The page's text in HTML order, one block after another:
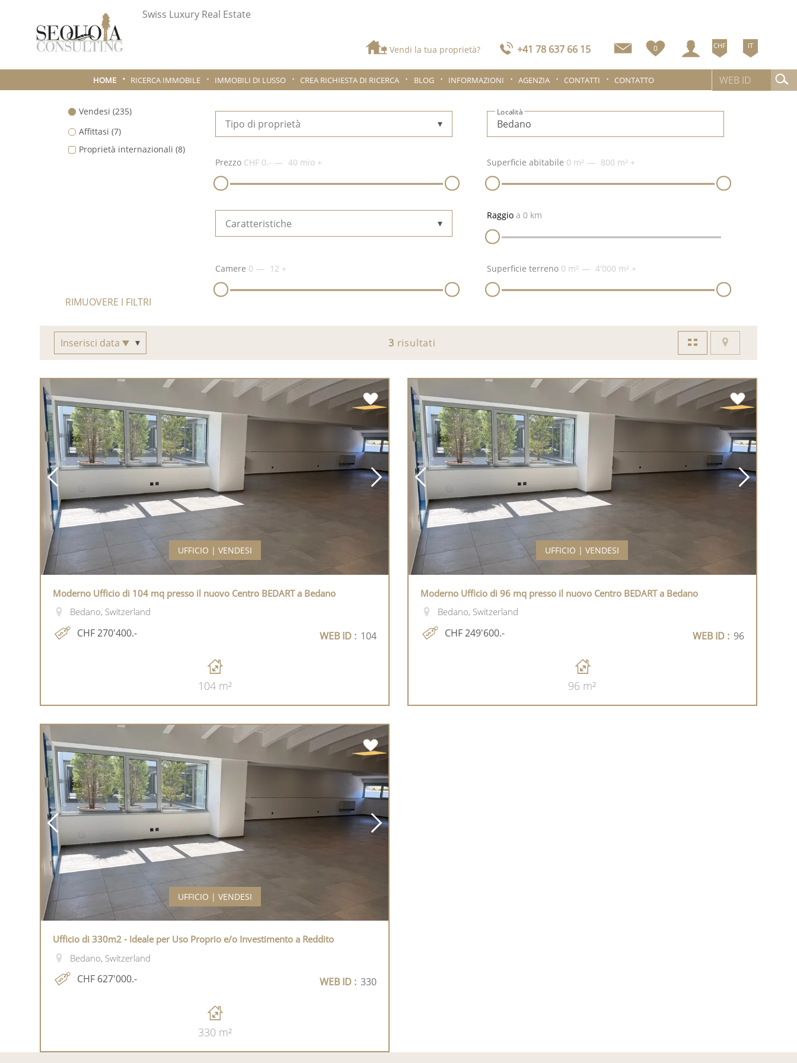
Swiss Luxury Real Estate
Vendi la tua proprietà? +41 78 637 66 15 0 CHF IT
HOME RICERCA IMMOBILE IMMOBILI DI LUSSO CREA RICHIESTA DI RICERCA BLOG INFORMAZIONI AGENZIA CONTATTI CONTATTO
Vendesi (235)
Affittasi (7)
Proprietà internazionali (8)
Tipo di proprietà
Località
Prezzo CHF 0.- 40 mio + Superficie abitabile 0 m² 800 m² +
Caratteristiche
Raggioa 0 km
Camere 0 12 + Superficie terreno 0 m² 4'000 m² +
RIMUOVERE I FILTRI
Inserisci data 3 risultati
UFFICIO | VENDESI
Moderno Ufficio di 104 mq presso il nuovo Centro BEDART a Bedano
Bedano, Switzerland
CHF 270'400.- WEB ID : 104
104 m²
UFFICIO | VENDESI
Moderno Ufficio di 96 mq presso il nuovo Centro BEDART a Bedano
Bedano, Switzerland
CHF 249'600.- WEB ID : 96
96 m²
UFFICIO | VENDESI
Ufficio di 330m2 - Ideale per Uso Proprio e/o Investimento a Reddito
Bedano, Switzerland
CHF 627'000.- WEB ID : 330
330 m²